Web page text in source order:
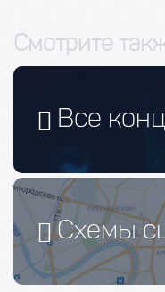
Смотрите
Все
Схемы